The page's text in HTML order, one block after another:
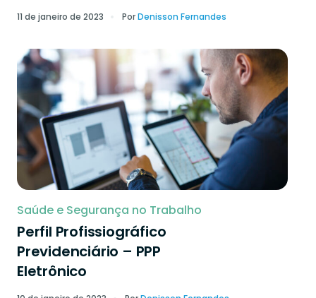
11 de janeiro de 2023 PorDenisson Fernandes
Saúde e Segurança no Trabalho
Perfil Profissiográfico
Previdenciário – PPP
Eletrônico